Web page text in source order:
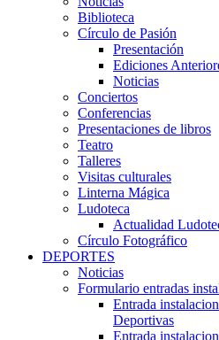
Biblioteca
Círculo de Pasión
Presentación
Ediciones
Noticias
Conciertos
Conferencias
Presentaciones de libros
Teatro
Talleres
Visitas culturales
Linterna Mágica
Ludoteca
Actualidad
Círculo Fotográfico
DEPORTES
Noticias
Formulario entradas
Entrada
Deportivas
Entrada